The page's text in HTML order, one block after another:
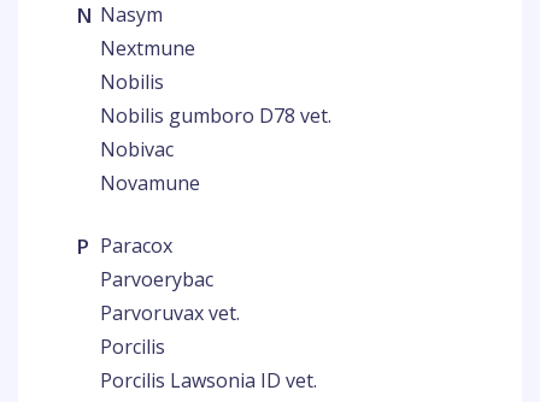
N Nasym
Nextmune
Nobilis
Nobilis gumboro D78 vet.
Nobivac
Novamune
P Paracox
Parvoerybac
Parvoruvax vet.
Porcilis
Porcilis Lawsonia ID vet.